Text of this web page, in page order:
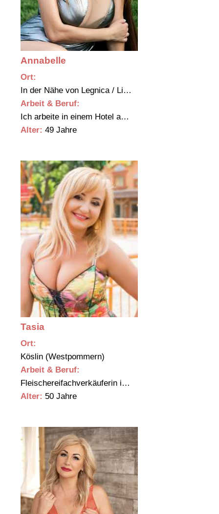
Annabelle
Ort:
In der Nähe von Legnica / Li…
Arbeit & Beruf:
Ich arbeite in einem Hotel a…
Alter: 49 Jahre
Tasia
Ort:
Köslin (Westpommern)
Arbeit & Beruf:
Fleischereifachverkäuferin i…
Alter: 50 Jahre